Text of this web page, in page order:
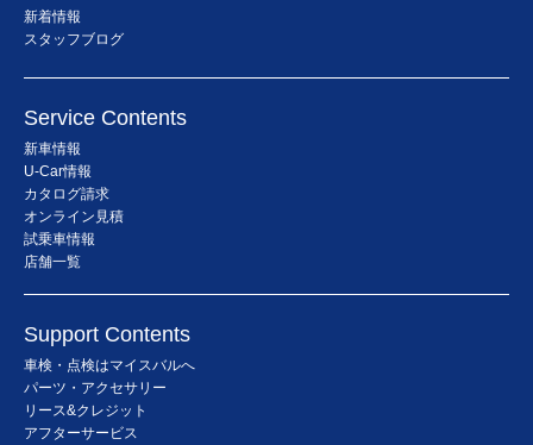
新着情報
スタッフブログ
Service Contents
新車情報
U-Car情報
カタログ請求
オンライン見積
試乗車情報
店舗一覧
Support Contents
車検・点検はマイスバルへ
パーツ・アクセサリー
リース&クレジット
アフターサービス